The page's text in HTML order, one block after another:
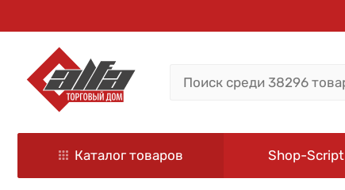
Каталог товаров Shop-Script